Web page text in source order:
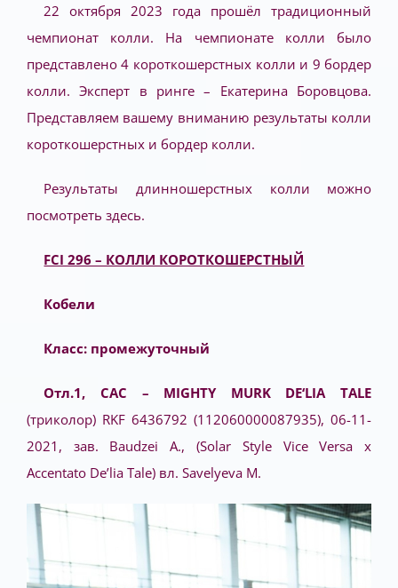
22 октября 2023 года прошёл традиционный
чемпионат колли. На чемпионате колли было
представлено 4 короткошерстных колли и 9 бордер
колли. Эксперт в ринге – Екатерина Боровцова.
Представляем вашему вниманию результаты колли
короткошерстных и бордер колли.
Результаты длинношерстных колли можно
посмотреть здесь.
FCI 296 – КОЛЛИ КОРОТКОШЕРСТНЫЙ
Кобели
Класс: промежуточный
Отл.1, САС – MIGHTY MURK DE‘LIA
TALE
(триколор) RKF 6436792 (112060000087935), 06-11-
2021, зав. Baudzei А., (Solar Style Vice Versa x
Accentato De’lia Tale) вл. Savelyeva M.